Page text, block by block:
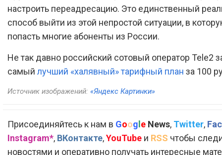
настроить переадресацию. Это единственный
способ выйти из этой непростой ситуации, в
попасть многие абоненты из России.
Не так давно российский сотовый оператор Tele2
самый лучший «халявный» тарифный план за 100
Источник изображений: «Яндекс Картинки»
Присоединяйтесь к нам в Google News, Twitter,
Instagram*, ВКонтакте,YouTube и RSS чтобы
новостями и оперативно получать интересные